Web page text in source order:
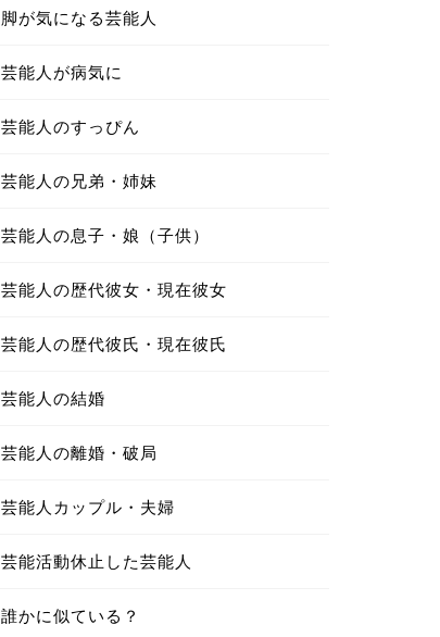
脚が気になる芸能人
芸能人が病気に
芸能人のすっぴん
芸能人の兄弟・姉妹
芸能人の息子・娘（子供）
芸能人の歴代彼女・現在彼女
芸能人の歴代彼氏・現在彼氏
芸能人の結婚
芸能人の離婚・破局
芸能人カップル・夫婦
芸能活動休止した芸能人
誰かに似ている？